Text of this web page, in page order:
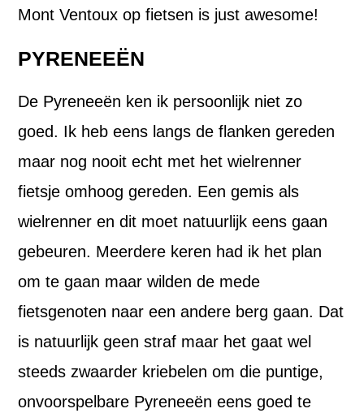
Mont Ventoux op fietsen is just awesome!
PYRENEEËN
De Pyreneeën ken ik persoonlijk niet zo
goed. Ik heb eens langs de flanken gereden
maar nog nooit echt met het wielrenner
fietsje omhoog gereden. Een gemis als
wielrenner en dit moet natuurlijk eens gaan
gebeuren. Meerdere keren had ik het plan
om te gaan maar wilden de mede
fietsgenoten naar een andere berg gaan. Dat
is natuurlijk geen straf maar het gaat wel
steeds zwaarder kriebelen om die puntige,
onvoorspelbare Pyreneeën eens goed te